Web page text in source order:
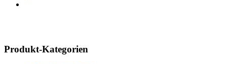
Produkt-Kategorien